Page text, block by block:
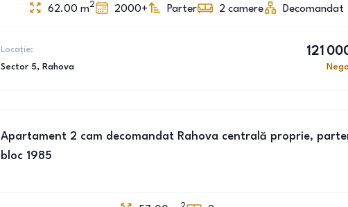
62.00 m2 2000+ Parter 2 camere Decomandat
Locație:
Sector 5, Rahova
121
Apartament 2 cam decomandat Rahova centrală proprie,
bloc 1985